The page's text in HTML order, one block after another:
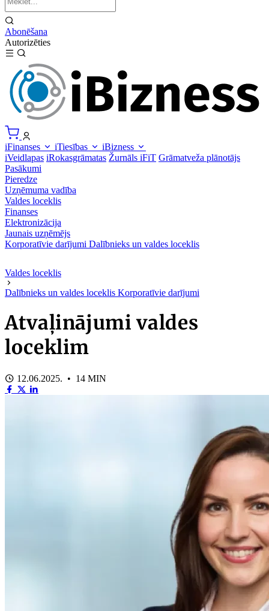
Abonēšana
Autorizēties
iFinanses iTiesības
iBizness
iVeidlapas iRokasgrāmatas Žurnāls iFiT Grāmatveža plānotājs
Pasākumi
Pieredze
Uzņēmuma vadība
Valdes loceklis
Finanses
Elektronizācija
Jaunais uzņēmējs
Korporatīvie darījumi Dalībnieks un valdes loceklis
Valdes loceklis
Dalībnieks un valdes loceklis Korporatīvie darījumi
Atvaļinājumi valdes
loceklim
12.06.2025. • 14 MIN